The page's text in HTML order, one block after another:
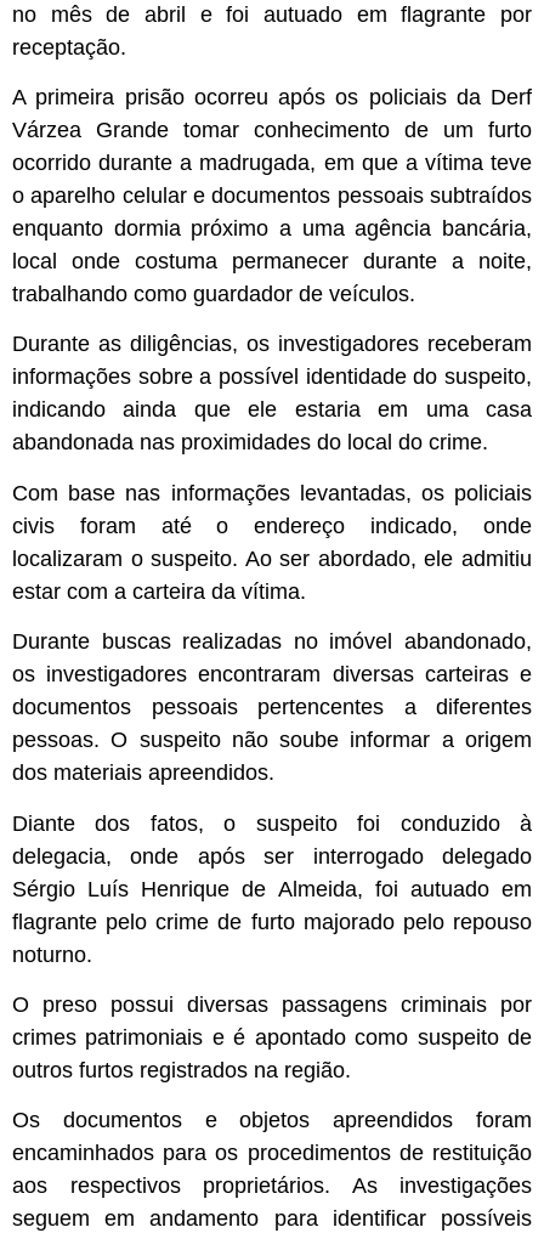
no mês de abril e foi autuado em flagrante por
receptação.
A primeira prisão ocorreu após os policiais da Derf
Várzea Grande tomar conhecimento de um furto
ocorrido durante a madrugada, em que a vítima teve
o aparelho celular e documentos pessoais subtraídos
enquanto dormia próximo a uma agência bancária,
local onde costuma permanecer durante a noite,
trabalhando como guardador de veículos.
Durante as diligências, os investigadores receberam
informações sobre a possível identidade do suspeito,
indicando ainda que ele estaria em uma casa
abandonada nas proximidades do local do crime.
Com base nas informações levantadas, os policiais
civis foram até o endereço indicado, onde
localizaram o suspeito. Ao ser abordado, ele admitiu
estar com a carteira da vítima.
Durante buscas realizadas no imóvel abandonado,
os investigadores encontraram diversas carteiras e
documentos pessoais pertencentes a diferentes
pessoas. O suspeito não soube informar a origem
dos materiais apreendidos.
Diante dos fatos, o suspeito foi conduzido à
delegacia, onde após ser interrogado delegado
Sérgio Luís Henrique de Almeida, foi autuado em
flagrante pelo crime de furto majorado pelo repouso
noturno.
O preso possui diversas passagens criminais por
crimes patrimoniais e é apontado como suspeito de
outros furtos registrados na região.
Os documentos e objetos apreendidos foram
encaminhados para os procedimentos de restituição
aos respectivos proprietários. As investigações
seguem em andamento para identificar possíveis